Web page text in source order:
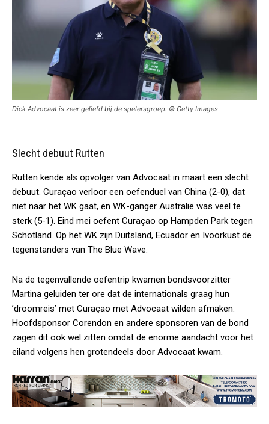
Dick Advocaat is zeer geliefd bij de spelersgroep. © Getty Images
Slecht debuut Rutten
Rutten kende als opvolger van Advocaat in maart een slecht
debuut. Curaçao verloor een oefenduel van China (2-0), dat
niet naar het WK gaat, en WK-ganger Australië was veel te
sterk (5-1). Eind mei oefent Curaçao op Hampden Park tegen
Schotland. Op het WK zijn Duitsland, Ecuador en Ivoorkust de
tegenstanders van The Blue Wave.
Na de tegenvallende oefentrip kwamen bondsvoorzitter
Martina geluiden ter ore dat de internationals graag hun
’droomreis’ met Curaçao met Advocaat wilden afmaken.
Hoofdsponsor Corendon en andere sponsoren van de bond
zagen dit ook wel zitten omdat de enorme aandacht voor het
eiland volgens hen grotendeels door Advocaat kwam.